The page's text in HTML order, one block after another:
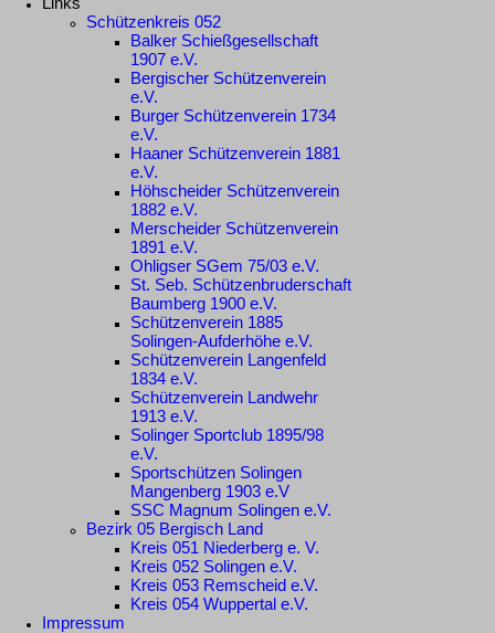
Schützenkreis 052
Balker Schießgesellschaft
1907 e.V.
Bergischer Schützenverein
e.V.
Burger Schützenverein 1734
e.V.
Haaner Schützenverein 1881
e.V.
Höhscheider Schützenverein
1882 e.V.
Merscheider Schützenverein
1891 e.V.
Ohligser SGem 75/03 e.V.
St. Seb. Schützenbruderschaft
Baumberg 1900 e.V.
Schützenverein 1885
Solingen-Aufderhöhe e.V.
Schützenverein Langenfeld
1834 e.V.
Schützenverein Landwehr
1913 e.V.
Solinger Sportclub 1895/98
e.V.
Sportschützen Solingen
Mangenberg 1903 e.V
SSC Magnum Solingen e.V.
Bezirk 05 Bergisch Land
Kreis 051 Niederberg e. V.
Kreis 052 Solingen e.V.
Kreis 053 Remscheid e.V.
Kreis 054 Wuppertal e.V.
Impressum